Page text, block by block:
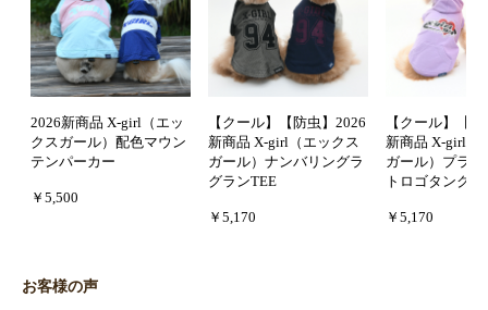
2026新商品 X-girl（エッ
クスガール）配色マウン
テンパーカー
￥5,500
【クール】【防虫】2026
新商品 X-girl（エックス
ガール）ナンバリングラ
グランTEE
￥5,170
【クール】【
新商品 X-girl（
ガール）プラ
トロゴタンク
￥5,170
お客様の声